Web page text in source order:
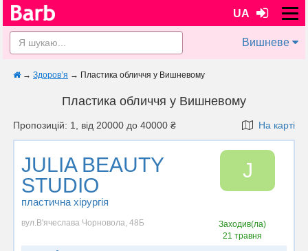
UA
Вишневе
→ Здоров’я → Пластика обличчя у Вишневому
Пластика обличчя у Вишневому
Пропозицій: 1, від 20000 до 40000 ₴ На карті
JULIA BEAUTY
STUDIO
пластична хірургія
J
вул.В'ячеслава Чорновола, 48Б
Заходив(ла)
21 травня